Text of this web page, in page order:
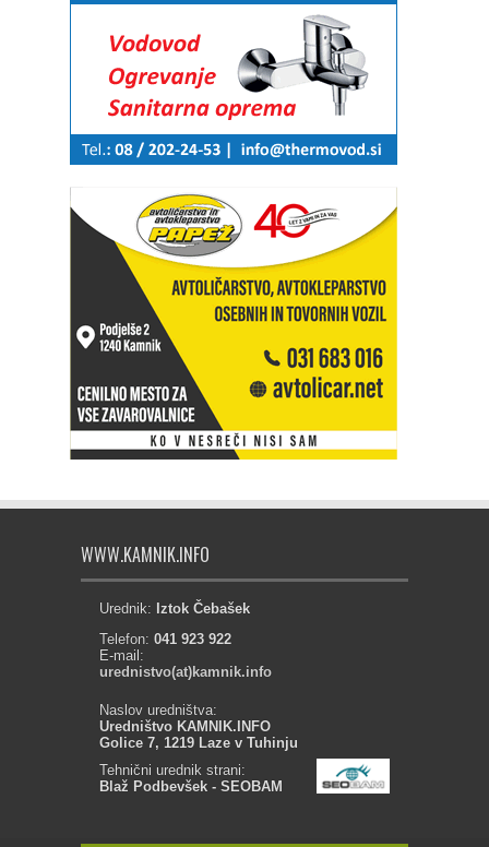
WWW.KAMNIK.INFO
Urednik: Iztok Čebašek
Telefon: 041 923 922
E-mail:
urednistvo(at)kamnik.info
Naslov uredništva:
Uredništvo KAMNIK.INFO
Golice 7, 1219 Laze v Tuhinju
Tehnični urednik strani:
Blaž Podbevšek - SEOBAM